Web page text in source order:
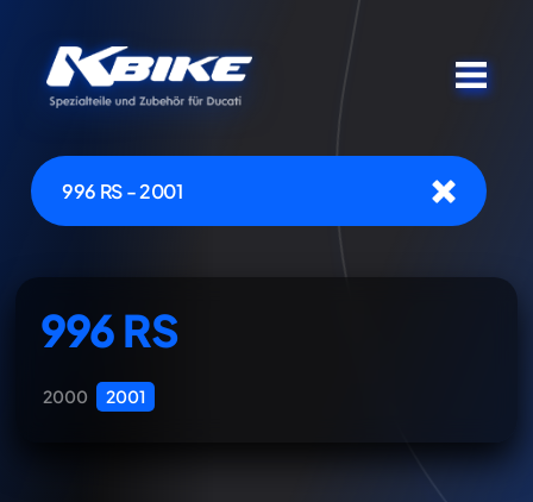
996 RS - 2001
996 RS
2000 2001